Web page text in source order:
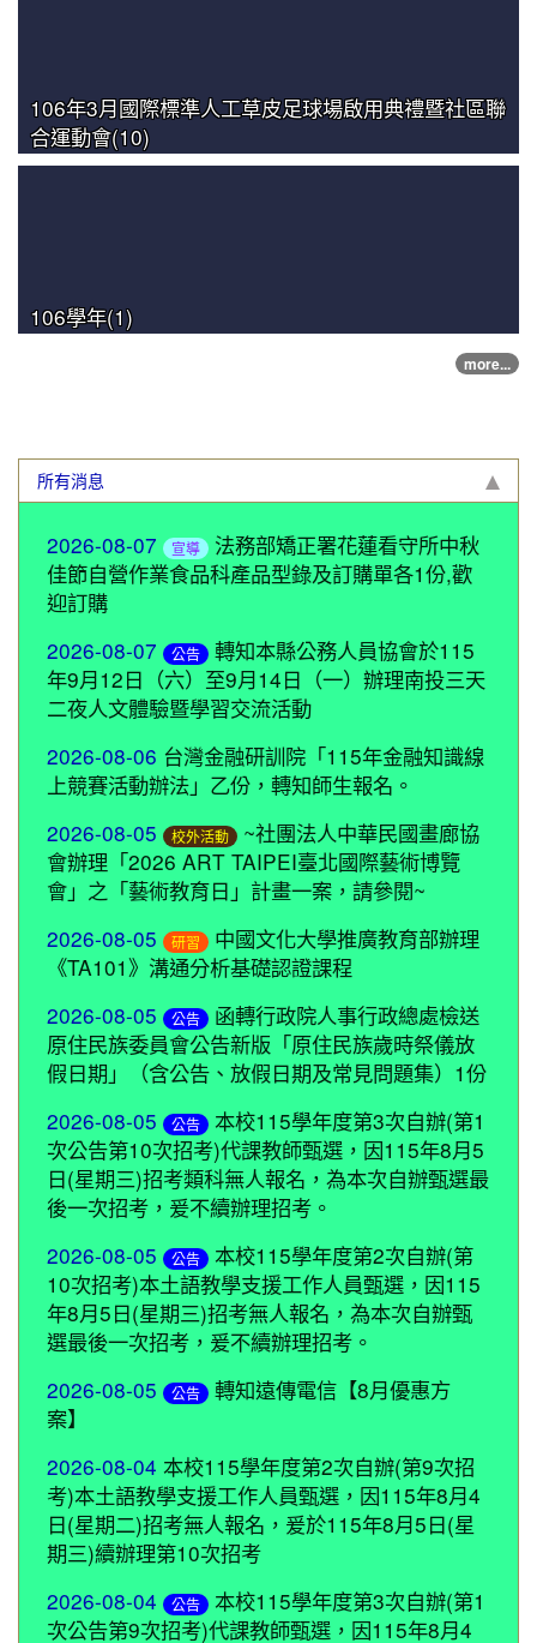
106年3月國際標準人工草皮足球場啟用典禮暨社區聯
合運動會(10)
106學年(1)
more...
所有消息
2026-08-07 宣導
法務部矯正署花蓮看守所中秋
佳節自營作業食品科產品型錄及訂購單各1份,歡
迎訂購
2026-08-07
公告
轉知本縣公務人員協會於115
年9月12日（六）至9月14日（一）辦理南投三天
二夜人文體驗暨學習交流活動
2026-08-06 台灣金融研訓院「115年金融知識線
上競賽活動辦法」乙份，轉知師生報名。
2026-08-05
校外活動
~社團法人中華民國畫廊協
會辦理「2026 ART TAIPEI臺北國際藝術博覽
會」之「藝術教育日」計畫一案，請參閱~
2026-08-05
研習
中國文化大學推廣教育部辦理
《TA101》溝通分析基礎認證課程
2026-08-05
公告
函轉行政院人事行政總處檢送
原住民族委員會公告新版「原住民族歲時祭儀放
假日期」（含公告、放假日期及常見問題集）1份
2026-08-05
公告
本校115學年度第3次自辦(第1
次公告第10次招考)代課教師甄選，因115年8月5
日(星期三)招考類科無人報名，為本次自辦甄選最
後一次招考，爰不續辦理招考。
2026-08-05
公告
本校115學年度第2次自辦(第
10次招考)本土語教學支援工作人員甄選，因115
年8月5日(星期三)招考無人報名，為本次自辦甄
選最後一次招考，爰不續辦理招考。
2026-08-05
公告
轉知遠傳電信【8月優惠方
案】
2026-08-04 本校115學年度第2次自辦(第9次招
考)本土語教學支援工作人員甄選，因115年8月4
日(星期二)招考無人報名，爰於115年8月5日(星
期三)續辦理第10次招考
2026-08-04
公告
本校115學年度第3次自辦(第1
次公告第9次招考)代課教師甄選，因115年8月4